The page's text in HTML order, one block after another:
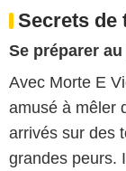
Secrets de
Se préparer
Avec Morte E
amusé à mêler
arrivés sur des
grandes peurs.